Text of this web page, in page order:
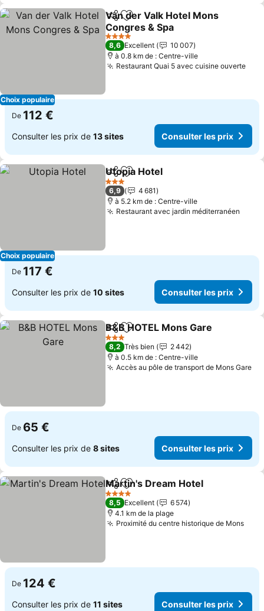
Choix populaire
PartagerAjouter à mes favoris
Van der Valk Hotel Mons
Congres & Spa
Consulter les prix
4 Étoiles
8,6 Excellent
10 007
à 0.8 km de : Centre-ville
Restaurant Quai 5 avec cuisine ouverte
De 112 €
Consulter les prix de 13 sites Consulter les prix
Choix populaire
PartagerAjouter à mes favoris
Utopia Hotel
3 Étoiles
6,9
4 681
à 5.2 km de : Centre-ville
Restaurant avec jardin méditerranéen
De 117 €
Consulter les prix de 10 sites Consulter les prix
PartagerAjouter à mes favoris
B&B HOTEL Mons Gare
3 Étoiles
8,2 Très bien
2 442
à 0.5 km de : Centre-ville
Accès au pôle de transport de Mons Gare
De 65 €
Consulter les prix de 8 sites Consulter les prix
PartagerAjouter à mes favoris
Martin's Dream Hotel
4 Étoiles
8,5 Excellent
6 574
4.1 km de la plage
Proximité du centre historique de Mons
De 124 €
Consulter les prix de 11 sites Consulter les prix